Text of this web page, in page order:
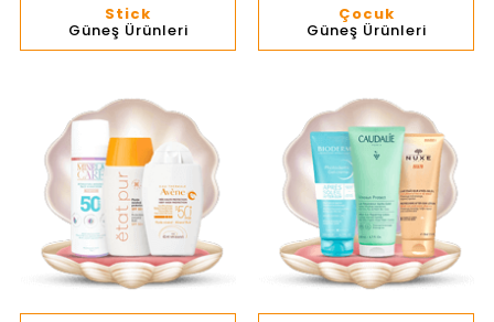
Stick
Güneş Ürünleri
Çocuk
Güneş Ürünleri